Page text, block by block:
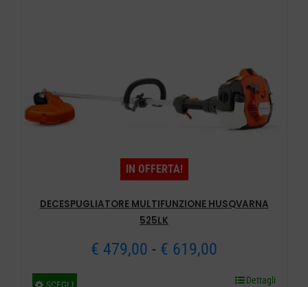
IN OFFERTA!
DECESPUGLIATORE MULTIFUNZIONE HUSQVARNA
525LK
€ 479,00 - € 619,00
SCEGLI Dettagli